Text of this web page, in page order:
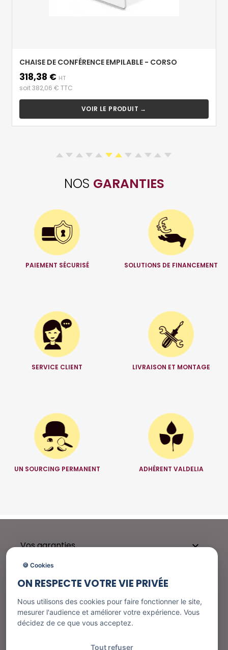
CHAISE DE CONFÉRENCE EMPILABLE - CORSO
Prix
318,38 € HT
soit 382,06 € TTC
VOIR LE PRODUIT →
NOS GARANTIES
PAIEMENT SÉCURISÉ SOLUTIONS DE FINANCEMENT
SERVICE CLIENT LIVRAISON ET MONTAGE
UN SOURCING PERMANENT ADHÉRENT VALDELIA
Vos garanties 
Besoin d'aide ?
Nos services
🍪 Cookies
ON RESPECTE VOTRE VIE PRIVÉE
Nous utilisons des cookies pour faire fonctionner le site,
mesurer l'audience et améliorer votre expérience. Vous
décidez de ce que vous acceptez.
Tout refuser